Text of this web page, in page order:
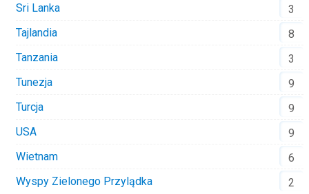
Sri Lanka
3
Tajlandia
8
Tanzania
3
Tunezja
9
Turcja
9
USA
9
Wietnam
6
Wyspy Zielonego Przylądka
2